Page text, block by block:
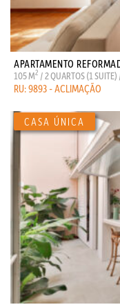
APARTAMENTO
105 M2 / 2 QUARTOS (1
RU: 9893 - ACLIMAÇÃO